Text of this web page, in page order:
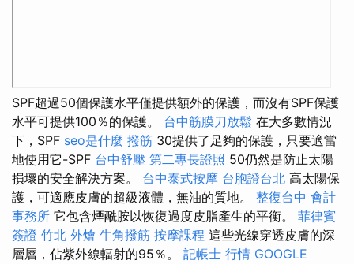
SPF超過50個保護水平僅提供額外的保護，而沒有SPF保護
水平可提供100％的保護。 台中筋膜刀放鬆 在大多數情況
下，SPF seo是什麼 撥筋 30提供了足夠的保護，只要適當
地使用它-SPF 台中舒壓 第二專長證照 50仍然是防止太陽
損壞的安全解決方案。 台中泰式按摩 台胞證台北 高太陽保
護，可適應皮膚的超級液體，無油的質地。 整復台中 會計
事務所 它包含煙酰胺以恢復過度皮脂產生的平衡。 菲律賓
簽證 竹北 外燴 牛角撥筋 按摩課程 這些光線穿透皮膚的深
層層，佔紫外線輻射的95％。 記帳士 行情 GOOGLE